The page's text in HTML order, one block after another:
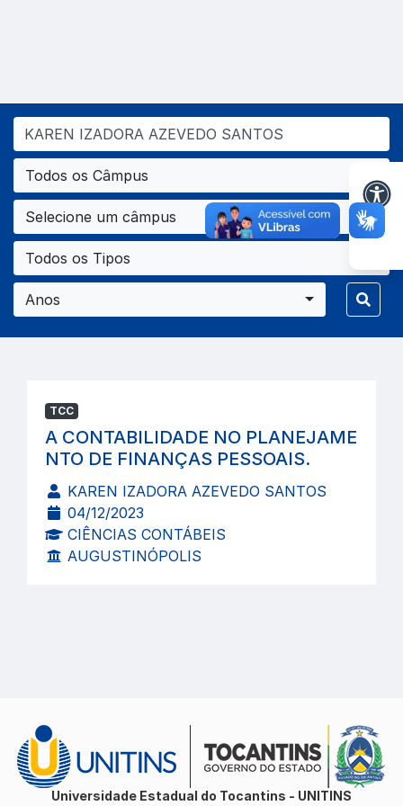
Todos os Câmpus
Selecione um câmpus
Todos os Tipos
Anos
TCC
A CONTABILIDADE NO PLANEJAME
NTO DE FINANÇAS PESSOAIS.
KAREN IZADORA AZEVEDO SANTOS
04/12/2023
CIÊNCIAS CONTÁBEIS
AUGUSTINÓPOLIS
Universidade Estadual do Tocantins - UNITINS